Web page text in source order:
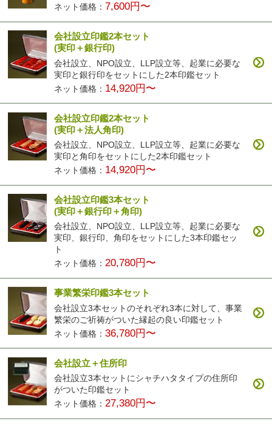
ネット価格： 7,600円〜
会社設立印鑑2本セット
(実印＋銀行印)
会社設立、NPO設立、LLP設立等、起業に必要な
実印と銀行印をセットにした2本印鑑セット
ネット価格： 14,920円〜
会社設立印鑑2本セット
(実印＋法人角印)
会社設立、NPO設立、LLP設立等、起業に必要な
実印と角印をセットにした2本印鑑セット
ネット価格： 14,920円〜
会社設立印鑑3本セット
(実印＋銀行印＋角印)
会社設立、NPO設立、LLP設立等、起業に必要な
実印、銀行印、角印をセットにした3本印鑑セッ
ト
ネット価格：20,780円〜
事業繁栄印鑑3本セット
会社設立3本セットのそれぞれ3本に対して、事業
繁栄のご祈祷がついた縁起の良い印鑑セット
ネット価格：36,780円〜
会社設立＋住所印
会社設立3本セットにシャチハタタイプの住所印
がついた印鑑セット
ネット価格： 27,380円〜